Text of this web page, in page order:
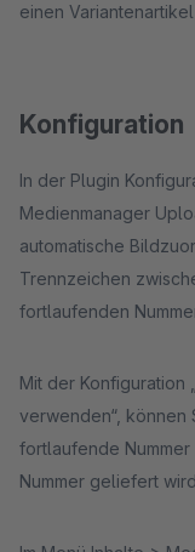
einen
Konfiguration
In der Plugin
Medienmanager
automatische
Trennzeichen
fortlaufenden
Mit der Konfiguration
verwenden“,
fortlaufende
Nummer geliefert